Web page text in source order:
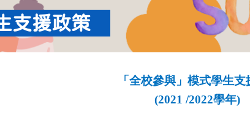
支援政策
「全校參與」模式學生支
(2021 /2022學年)